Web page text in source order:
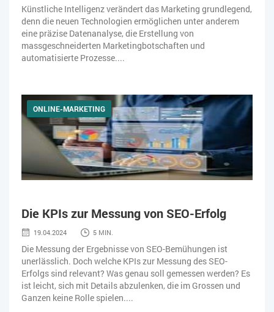
Künstliche Intelligenz verändert das Marketing grundlegend,
denn die neuen Technologien ermöglichen unter anderem
eine präzise Datenanalyse, die Erstellung von
massgeschneiderten Marketingbotschaften und
automatisierte Prozesse....
ONLINE-MARKETING
Die KPIs zur Messung von SEO-Erfolg
19.04.2024 5 MIN.
Die Messung der Ergebnisse von SEO-Bemühungen ist
unerlässlich. Doch welche KPIs zur Messung des SEO-
Erfolgs sind relevant? Was genau soll gemessen werden? Es
ist leicht, sich mit Details abzulenken, die im Grossen und
Ganzen keine Rolle spielen....